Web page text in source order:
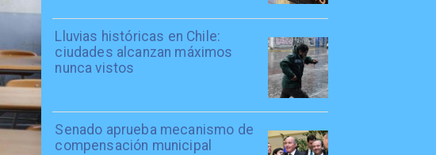
Lluvias históricas en Chile:
ciudades alcanzan máximos
nunca vistos
Senado aprueba mecanismo de
compensación municipal